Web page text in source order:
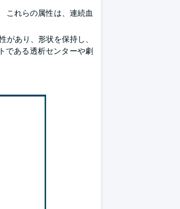
これらの属性は、連続血
あり、形状を保持し、
である透析センターや劇